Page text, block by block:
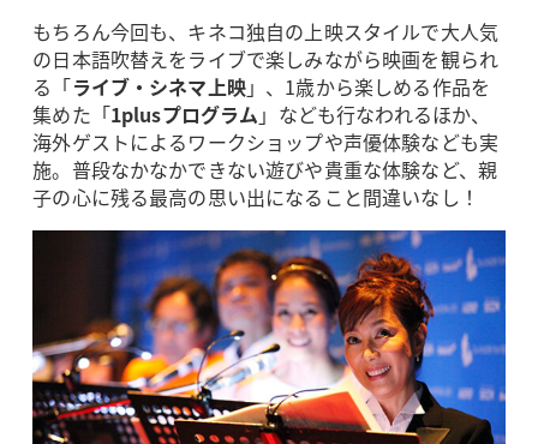
もちろん今回も、キネコ独自の上映スタイルで大人気
の日本語吹替えをライブで楽しみながら映画を観られ
る「ライブ・シネマ上映」、1歳から楽しめる作品を
集めた「1plusプログラム 」なども行なわれるほか、
海外ゲストによるワークショップや声優体験なども実
施。普段なかなかできない遊びや貴重な体験など、親
子の心に残る最高の思い出になること間違いなし！